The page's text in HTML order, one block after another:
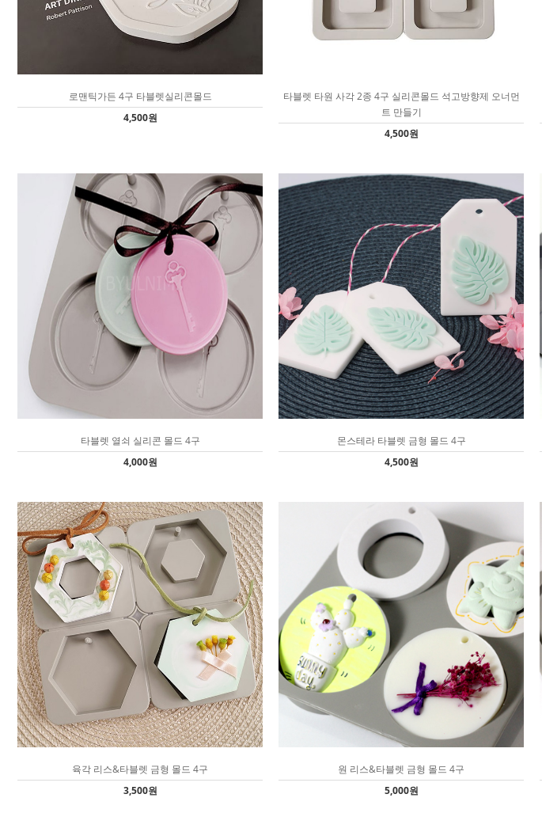
로맨틱가든 4구 타블렛실리콘몰드
4,500원
타블렛 타원 사각 2종 4구 실리콘몰드 석고방향제 오너먼
트 만들기
4,500원
타블렛 열쇠 실리콘 몰드 4구
4,000원
몬스테라 타블렛 금형 몰드 4구
4,500원
육각 리스&타블렛 금형 몰드 4구
3,500원
원 리스&타블렛 금형 몰드 4구
5,000원